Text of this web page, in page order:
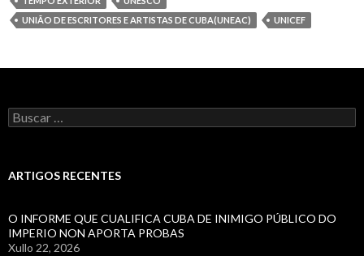
UNIÃO DE ESCRITORES E ARTISTAS DE CUBA(UNEAC)
UNICEF
Buscar:
ARTIGOS RECENTES
O INFORME QUE CUALIFICA CUBA DE INIMIGO PÚBLICO DO
IMPERIO NON APORTA PROBAS
Xullo 22, 2026